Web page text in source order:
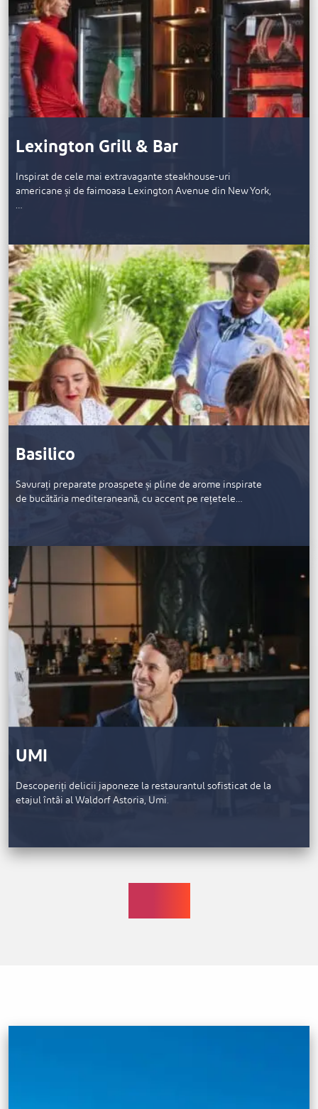
Lexington Grill & Bar
Inspirat de cele mai extravagante steakhouse-uri
americane și de faimoasa Lexington Avenue din New York,
…
Basilico
Savurați preparate proaspete și pline de arome inspirate
de bucătăria mediteraneană, cu accent pe rețetele…
UMI
Descoperiți delicii japoneze la restaurantul sofisticat de la
etajul întâi al Waldorf Astoria, Umi.